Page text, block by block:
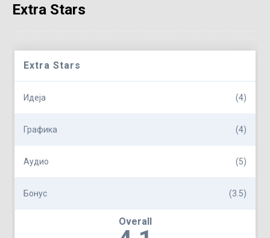
Extra Stars
Extra Stars
Идеја (4)
Графика (4)
Аудио (5)
Бонус (3.5)
Overall